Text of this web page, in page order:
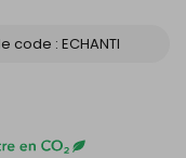
code : ECHANTI